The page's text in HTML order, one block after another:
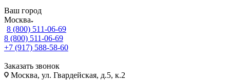
Ваш город
Москва
8 (800) 511-06-69
8 (800) 511-06-69
+7 (917) 588-58-60
Заказать звонок
Москва, ул. Гвардейская, д.5, к.2